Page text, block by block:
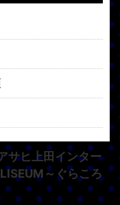
サヒ上田インター
～ぐらころ